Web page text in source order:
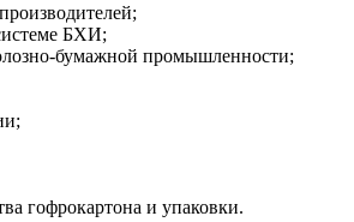
БХИ;
бумажной промышленности;
гофрокартона и упаковки.